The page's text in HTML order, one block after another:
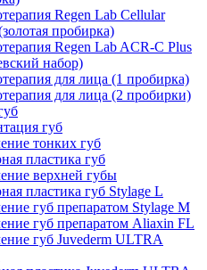
Regen Lab Cellular
пробирка)
Regen Lab ACR-C Plus
набор)
для лица (1 пробирка)
для лица (2 пробирки)
губ
тонких губ
пластика губ
верхней губы
пластика губ Stylage L
губ препаратом Stylage M
губ препаратом Aliaxin FL
губ Juvederm ULTRA